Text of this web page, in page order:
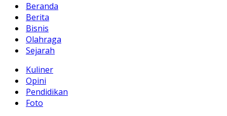
Beranda
Berita
Bisnis
Olahraga
Sejarah
Kuliner
Opini
Pendidikan
Foto